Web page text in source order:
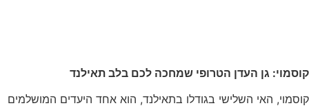
קוסמוי: גן העדן הטרופי שמחכה לכם בלב תאילנד
קוסמוי, האי השלישי בגודלו בתאילנד, הוא אחד היעדים המושלמים